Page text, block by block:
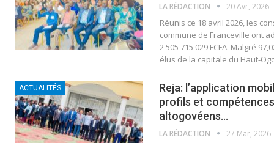
LA RÉDACTION 20 Avr, 2026
Réunis ce 18 avril 2026, les
commune de Franceville ont
2 505 715 029 FCFA. Malgré
élus de la capitale du Haut-
ACTUALITÉS
Reja: l’application
profils et
altogovéens…
LA RÉDACTION 27 Mar, 2026